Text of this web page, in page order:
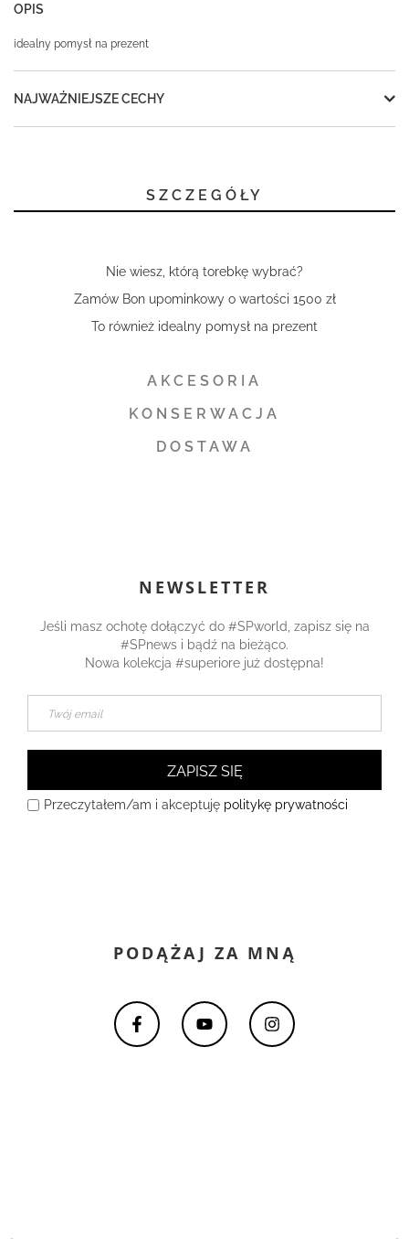
OPIS
idealny pomysł na prezent
NAJWAŻNIEJSZE CECHY
SZCZEGÓŁY
Nie wiesz, którą torebkę wybrać?
Zamów Bon upominkowy o wartości 1500 zł
To również idealny pomysł na prezent
AKCESORIA
KONSERWACJA
DOSTAWA
NEWSLETTER
Jeśli masz ochotę dołączyć do #SPworld, zapisz się na
#SPnews i bądź na bieżąco.
Nowa kolekcja #superiore już dostępna!
ZAPISZ SIĘ
Przeczytałem/am i akceptuję politykę prywatności
PODĄŻAJ ZA MNĄ